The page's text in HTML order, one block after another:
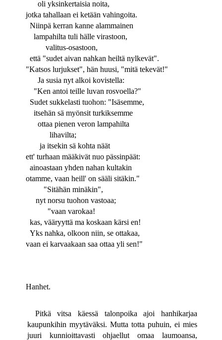
oli yksinkertaisia noita,
jotka tahallaan ei ketään vahingoita.
Niinpä kerran kanne alammainen
lampahilta tuli hälle virastoon,
valitus-osastoon,
että "sudet aivan nahkan heiltä nylkevät".
"Katsos lurjukset", hän huusi, "mitä tekevät!"
Ja susia nyt alkoi kovistella:
"Ken antoi teille luvan rosvoella?"
Sudet sukkelasti tuohon: "Isäsemme,
itsehän sä myönsit turkiksemme
ottaa pienen veron lampahilta
lihavilta;
ja itsekin sä kohta näät
ett' turhaan määkivät nuo pässinpäät:
ainoastaan yhden nahan kultakin
otamme, vaan heill' on sääli sitäkin."
"Sitähän minäkin",
nyt norsu tuohon vastoaa;
"vaan varokaa!
kas, vääryyttä ma koskaan kärsi en!
Yks nahka, olkoon niin, se ottakaa,
vaan ei karvaakaan saa ottaa yli sen!"
Hanhet.
Pitkä vitsa käessä talonpoika ajoi hanhikarjaa
kaupunkihin myytäväksi. Mutta totta puhuin, ei mies
juuri kunnioittavasti ohjaellut omaa laumoansa,